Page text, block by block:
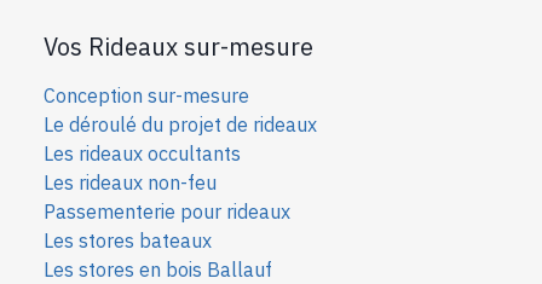
Vos Rideaux sur-mesure
Conception sur-mesure
Le déroulé du projet de rideaux
Les rideaux occultants
Les rideaux non-feu
Passementerie pour rideaux
Les stores bateaux
Les stores en bois Ballauf